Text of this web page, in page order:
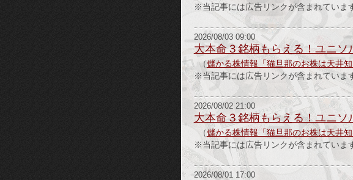
※当記事には広告リンクが含まれてい
2026/08/03 09:00
大本命３銘柄もらえる！ユニ
（儲かる株情報「猫旦那のお株は天井知
※当記事には広告リンクが含まれてい
2026/08/02 21:00
大本命３銘柄もらえる！ユニ
（儲かる株情報「猫旦那のお株は天井知
※当記事には広告リンクが含まれてい
2026/08/01 17:00